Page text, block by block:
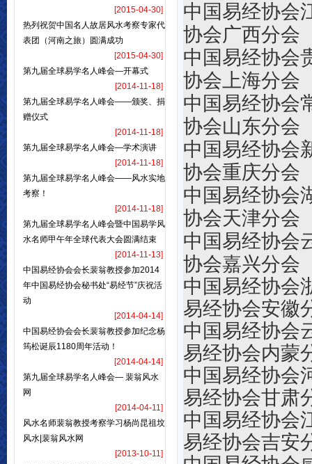
[2015-04-30]
热列祝贺中国名人故居风水考察专家代
表团（河南之旅）圆满成功
[2015-04-30]
第九届全球易学名人峰会—开幕式
[2014-11-18]
第九届全球易学名人峰会——颁奖、捐
赠仪式
[2014-11-18]
第九届全球易学名人峰会—学术演讲
[2014-11-18]
第九届全球易学名人峰会——风水实地
考察！
[2014-11-18]
第九届全球易学名人峰会暨中国易学风
水名师甲午年全球代表大会圆满结束
[2014-11-13]
中国易经协会会长裴翁教授参加2014
年中国易经协会秘书处“易经节”庆祝活
动
[2014-04-14]
中国易经协会会长裴翁教授参加纪念杨
筠松诞辰1180周年活动！
[2014-04-14]
第九届全球易学名人峰会— 裴翁风水
网
[2014-04-11]
风水名师裴翁教授考察学习杨尚昆祖坟
风水|裴翁风水网
[2013-10-11]
中国易经协会
协会广西分会
中国易经协会
协会上海分会
中国易经协会
协会山东分会
中国易经协会
协会重庆分会
中国易经协会
协会天津分会
中国易经协会
协会嘉兴分会
中国易
易经协会安徽
中国
易经协会内蒙
中国
易经协会甘肃
中国
易经协会吉安